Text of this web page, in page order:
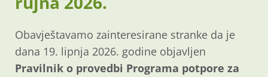
Obavještavamo zainteresirane stranke da je
dana 19. lipnja 2026. godine objavljen
Pravilnik o provedbi Programa potpore za